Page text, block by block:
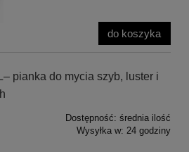
do koszyka
pianka do mycia szyb, luster i
Dostępność: średnia ilość
Wysyłka w: 24 godziny